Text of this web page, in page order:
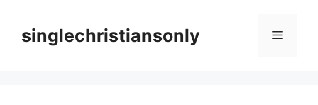
contentsinglechristiansonly Menu